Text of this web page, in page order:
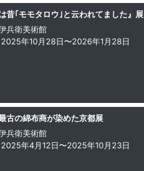
は昔｢モモタロウ｣と云われてました』展
兵衛美術館
2025年10月28日〜2026年1月28日
古の綿布商が染めた京都展
兵衛美術館
2025年4月12日〜2025年10月23日